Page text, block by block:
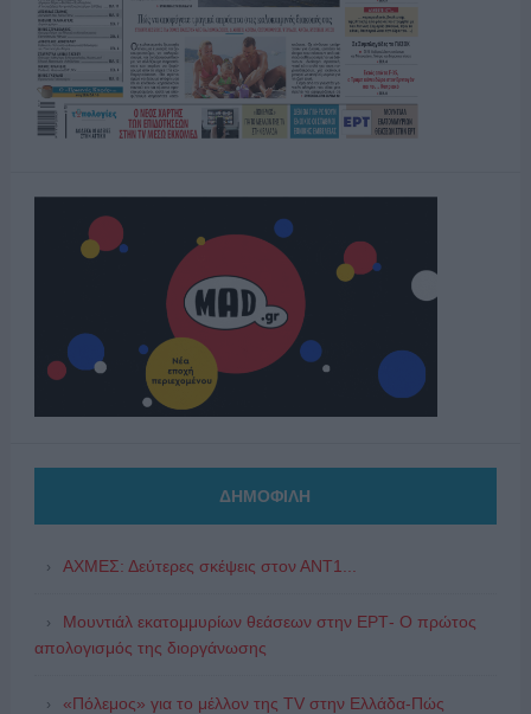
ΔΗΜΟΦΙΛΗ
ΑΧΜΕΣ: Δεύτερες σκέψεις στον ΑΝΤ1...
Μουντιάλ εκατομμυρίων θεάσεων στην ΕΡΤ- Ο πρώτος
απολογισμός της διοργάνωσης
«Πόλεμος» για το μέλλον της TV στην Ελλάδα-Πώς